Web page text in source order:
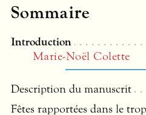
Sommaire
Introduction
Marie-Noël Colette
Description du manuscrit
Fêtes rapportées dans le